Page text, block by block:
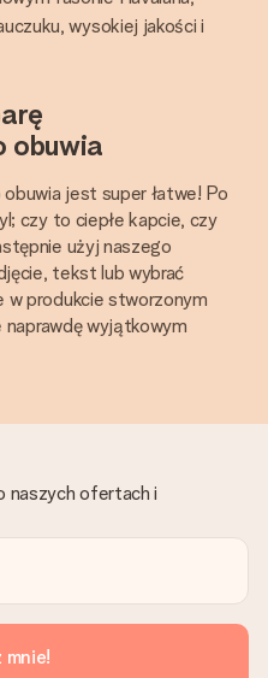
wysokiej jakości i
obuwia
jest super łatwe! Po
czy to ciepłe kapcie, czy
użyj naszego
tekst lub wybrać
w produkcie stworzonym
naprawdę wyjątkowym
naszych ofertach i
mnie!